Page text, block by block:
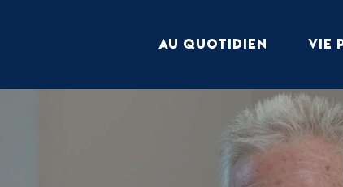
AU QUOTIDIEN VIE